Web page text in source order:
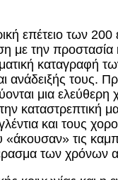
επέτειο των
με την
τους.
μια
καταστρεπτική
και τους
τις
των